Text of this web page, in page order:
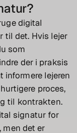
digital
til det. Hvis lejer
som
der i praksis
informere lejeren
proces,
til kontrakten.
signatur for
det er